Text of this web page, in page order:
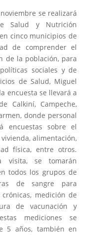
se realizará
Salud y Nutrición
cinco municipios de
de comprender el
de la población, para
sociales y de
de Salud, Miguel
encuesta se llevará a
Calkiní, Campeche,
donde personal
encuestas sobre el
alimentación,
física, entre otros.
visita, se tomarán
todos los grupos de
de sangre para
medición de
de vacunación y
mediciones se
5 años, también en